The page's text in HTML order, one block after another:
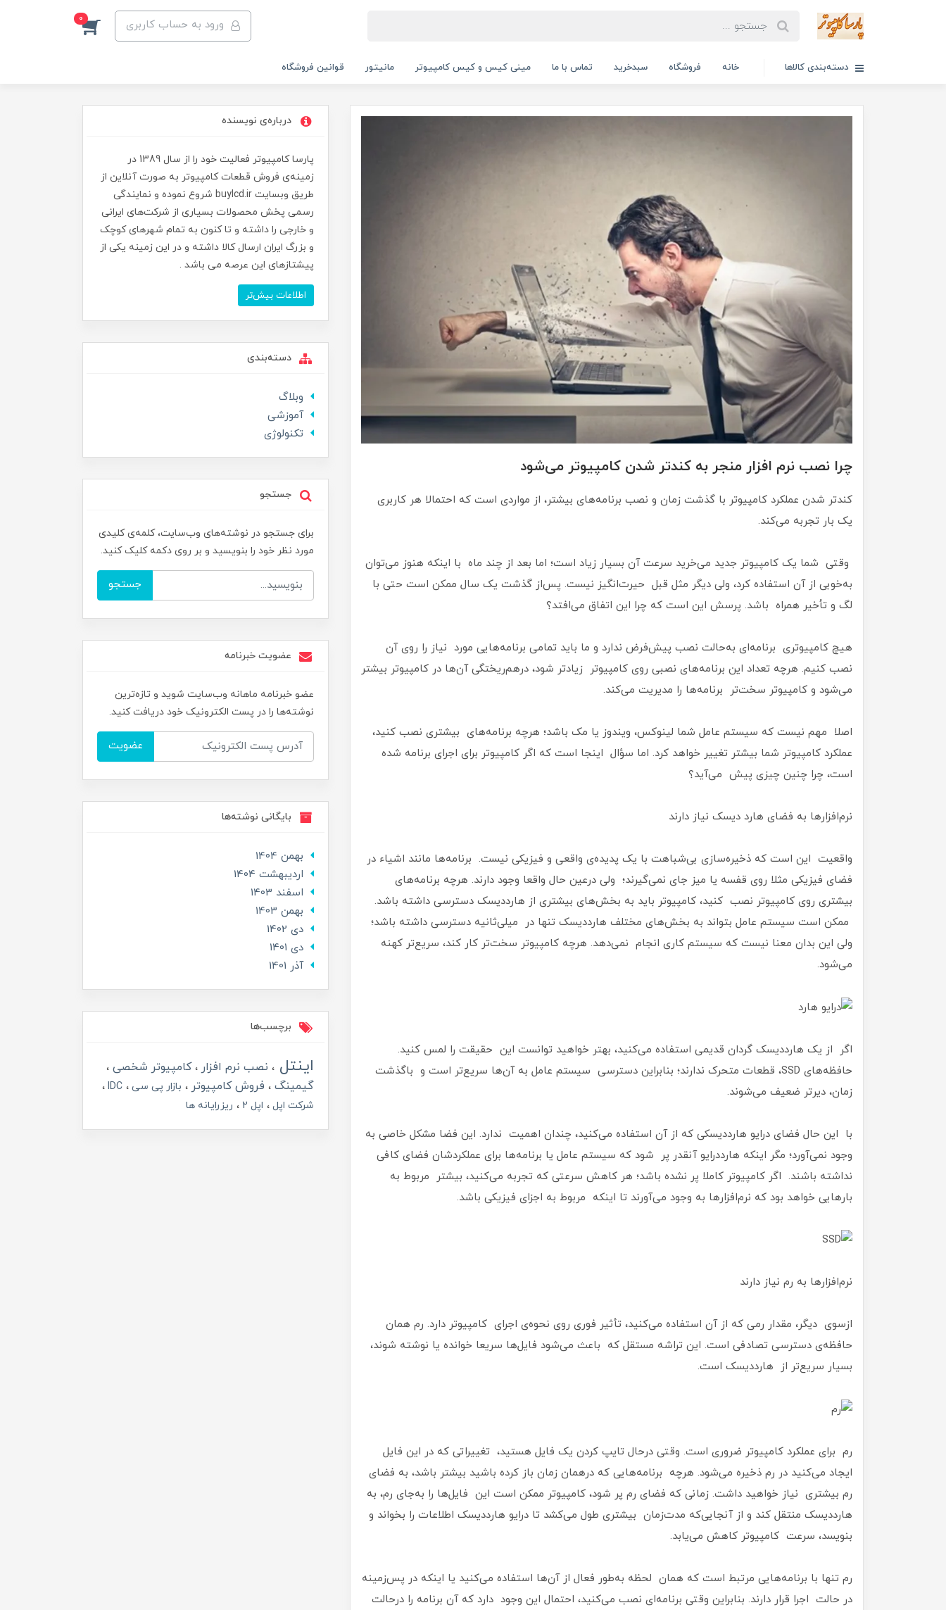
ورود به حساب کاربری 0
دسته‌بندی کالاها خانه فروشگاه سبدخرید تماس با ما مینی کیس و کیس کامپیوتر مانیتور قوانین فروشگاه
چرا نصب نرم افزار منجر به کندتر شدن کامپیوتر می‌شود
کندتر شدن عملکرد کامپیوتر با گذشت زمان و نصب برنامه‌های بیشتر، از مواردی است که احتمالا هر کاربری
یک بار تجربه می‌کند.
وقتی شما یک کامپیوتر جدید می‌خرید سرعت آن بسیار زیاد است؛ اما بعد از چند ماه با اینکه هنوز می‌توان
به‌خوبی از آن استفاده کرد، ولی دیگر مثل قبل حیرت‌انگیز نیست. پس‌از گذشت یک سال ممکن است حتی با
لگ و تأخیر همراه باشد. پرسش این است که چرا این اتفاق می‌افتد؟
هیچ‌ کامپیوتری برنامه‌ای به‌حالت نصب پیش‌فرض ندارد و ما باید تمامی برنامه‌هایی مورد نیاز را روی آن
نصب کنیم. هرچه تعداد این برنامه‌های نصبی روی کامپیوتر زیادتر شود، درهم‌ریختگی آن‌ها در کامپیوتر بیشتر
می‌شود و کامپیوتر سخت‌تر برنامه‌ها را مدیریت می‌کند.
اصلا مهم نیست که سیستم عامل شما لینوکس، ویندوز یا مک‌ باشد؛ هرچه برنامه‌های بیشتری نصب کنید،
عملکرد کامپیوتر شما بیشتر تغییر خواهد کرد. اما سؤال اینجا است که اگر کامپیوتر برای اجرای برنامه‌ شده
است، چرا چنین چیزی پیش می‌آید؟
نرم‌افزارها به فضای هارد دیسک نیاز دارند
واقعیت این است که ذخیره‌سازی بی‌شباهت با یک پدیده‌ی واقعی و فیزیکی نیست. برنامه‌ها مانند اشیاء در
فضای فیزیکی مثلا روی قفسه یا میز جای نمی‌گیرند؛ ولی درعین حال واقعا وجود دارند. هرچه برنامه‌های
بیشتری روی کامپیوتر نصب کنید، کامپیوتر باید به بخش‌های بیشتری‌ از هارددیسک دسترسی داشته باشد.
ممکن است سیستم عامل بتواند به‌ بخش‌‌های مختلف هارددیسک تنها در میلی‌ثانیه دسترسی داشته باشد؛
ولی این بدان معنا نیست که سیستم کاری انجام نمی‌دهد. هرچه کامپیوتر سخت‌تر کار کند، سریع‌تر کهنه
می‌شود.
اگر از یک هارددیسک گردان قدیمی استفاده می‌کنید، بهتر خواهید توانست این حقیقت را لمس کنید.
حافظه‌های SSD، قطعات متحرک ندارند؛ بنابراین دسترسی سیستم عامل به آن‌ها سریع‌تر است و باگذشت
زمان، دیرتر ضعیف می‌شوند.
با این حال فضای درایو هارددیسکی که از آن استفاده می‌کنید، چندان اهمیت ندارد. این فضا مشکل خاصی به‌
وجود نمی‌آورد؛ مگر اینکه هارددرایو آنقدر پر شود که سیستم‌ عامل یا برنامه‌ها برای عملکردشان فضای کافی
نداشته باشند. اگر کامپیوتر کاملا پر نشده باشد؛ هر کاهش سرعتی که تجربه می‌کنید، بیشتر مربوط‌ به
بارهایی خواهد بود که نرم‌افزارها به‌ وجود می‌آورند تا اینکه مربوط‌ به اجزای فیزیکی باشد.
نرم‌افزارها به رم نیاز دارند
ازسوی دیگر، مقدار رمی که از آن استفاده می‌کنید، تأثیر فوری روی نحوه‌ی اجرای کامپیوتر دارد. رم همان
حافظه‌ی دسترسی تصادفی است. این تراشه مستقل که باعث می‌شود فایل‌ها سریعا خوانده یا نوشته شوند،
بسیار سریع‌تر از هارددیسک است.
رم برای عملکرد کامپیوتر ضروری است. وقتی درحال تایپ کردن یک فایل هستید، تغییراتی که در این فایل
ایجاد می‌کنید در رم ذخیره می‌شود. هرچه برنامه‌هایی که درهمان زمان باز کرده باشید بیشتر باشد، به فضای
رم بیشتری نیاز خواهید داشت. زمانی‌ که فضای رم پر شود، کامپیوتر ممکن است این فایل‌ها را به‌جای رم، به
هارددیسک منتقل کند و از آنجایی‌که مدت‌زمان بیشتری طول می‌کشد تا درایو هارددیسک اطلاعات را بخواند و
بنویسد، سرعت کامپیوتر کاهش می‌یابد.
رم تنها با برنامه‌هایی مرتبط است که همان‌ لحظه به‌طور فعال از آن‌ها استفاده می‌کنید یا اینکه در پس‌زمینه
در حالت اجرا قرار دارند. بنابراین وقتی برنامه‌ای نصب می‌کنید، احتمال این وجود دارد که آن برنامه را درحالت
درباره‌ی نویسنده
پارسا کامپیوتر فعالیت خود را از سال 1389 در
زمینه‌ی فروش قطعات کامپیوتر به صورت آنلاین از
طریق وبسایت buylcd.ir شروع نموده و نمایندگی
رسمی پخش محصولات بسیاری از شرکت‌های ایرانی
و خارجی را داشته و تا کنون به تمام شهرهای کوچک
و بزرگ ایران ارسال کالا داشته و در این زمینه یکی از
پیشتازهای این عرصه می باشد .
اطلاعات بیش‌تر
دسته‌بندی
وبلاگ
آموزشی
تکنولوژی
جستجو
برای جستجو در نوشته‌های وب‌سایت، کلمه‌ی کلیدی
مورد نظر خود را بنویسید و بر روی دکمه کلیک کنید.
جستجو
عضویت خبرنامه
عضو خبرنامه ماهانه وب‌سایت شوید و تازه‌ترین
نوشته‌ها را در پست الکترونیک خود دریافت کنید.
عضویت
بایگانی نوشته‌ها
بهمن 1404
ارديبهشت 1404
اسفند 1403
بهمن 1403
دی 1402
دی 1401
آذر 1401
برچسب‌ها
اینتل نصب نرم افزار
کامپیوتر شخصی
گیمینگ
فروش کامپیوتر بازار پی سی
IDC
شرکت اپل
اپل 2 ریزرایانه ها